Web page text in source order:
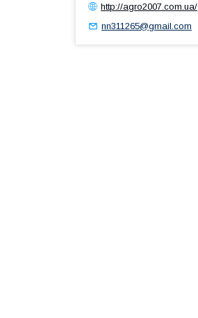
http://agro2007.com.ua/
nn311265@gmail.com